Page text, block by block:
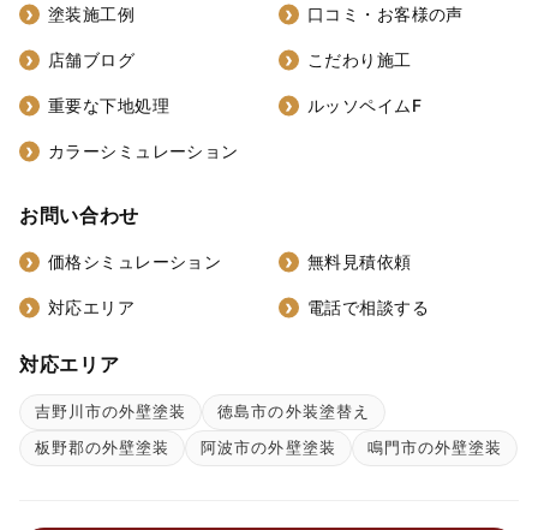
塗装施工例 口コミ・お客様の声
店舗ブログ こだわり施工
重要な下地処理 ルッソペイムF
カラーシミュレーション
お問い合わせ
価格シミュレーション 無料見積依頼
対応エリア 電話で相談する
対応エリア
吉野川市の外壁塗装
徳島市の外装塗替え
板野郡の外壁塗装
阿波市の外壁塗装 鳴門市の外壁塗装